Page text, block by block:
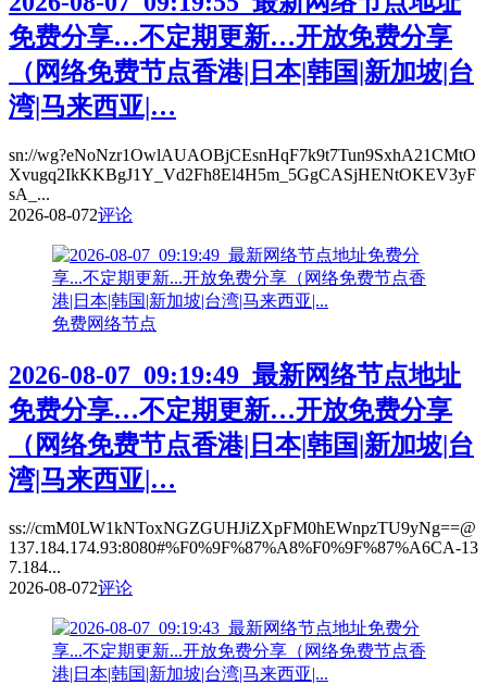
免费分享…不定期更新…开放免费分享
（网络免费节点香港|日本|韩国|新加坡|台
湾|马来西亚|…
sn://wg?eNoNzr1OwlAUAOBjCEsnHqF7k9t7Tun9SxhA21CMtO
Xvugq2IkKKBgJ1Y_Vd2Fh8El4H5m_5GgCASjHENtOKEV3yF
sA_...
2026-08-072评论
免费网络节点
2026-08-07_09:19:49_最新网络节点地址
免费分享…不定期更新…开放免费分享
（网络免费节点香港|日本|韩国|新加坡|台
湾|马来西亚|…
ss://cmM0LW1kNToxNGZGUHJiZXpFM0hEWnpzTU9yNg==@
137.184.174.93:8080#%F0%9F%87%A8%F0%9F%87%A6CA-13
7.184...
2026-08-072评论